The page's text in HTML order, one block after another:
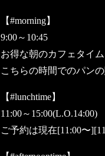
【#morning】
9:00～10:45
お得な朝のカフェタイム
こちらの時間でのパン
【#lunchtime】
11:00～15:00(L.O.14:00)
ご予約は現在[11:00〜